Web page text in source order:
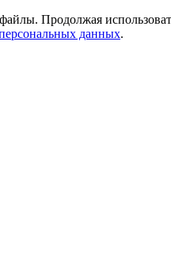
Продолжая
данных.